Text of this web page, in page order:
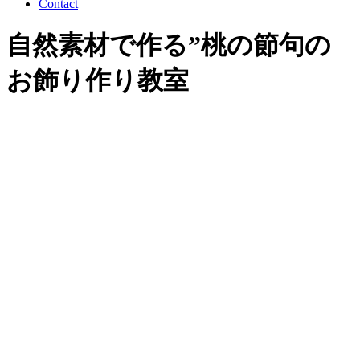
Contact
自然素材で作る”桃の節句の
お飾り作り教室